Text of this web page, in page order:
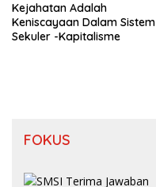
Kejahatan Adalah
Keniscayaan Dalam Sistem
Sekuler -Kapitalisme
FOKUS